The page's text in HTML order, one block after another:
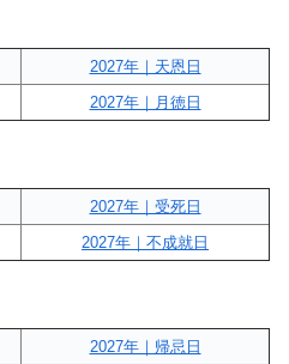
2027年｜天恩日
2027年｜月徳日
2027年｜受死日
2027年｜不成就日
2027年｜帰忌日